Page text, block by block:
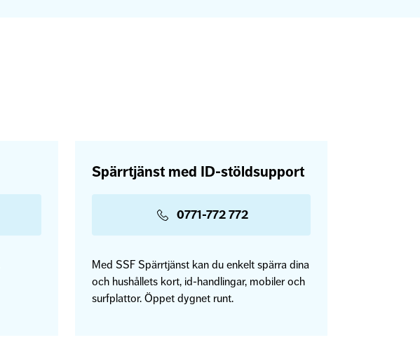
Spärrtjänst med ID-stöldsupport
0771-772 772
Med SSF Spärrtjänst kan du enkelt spärra dina
och hushållets kort, id-handlingar, mobiler och
surfplattor. Öppet dygnet runt.